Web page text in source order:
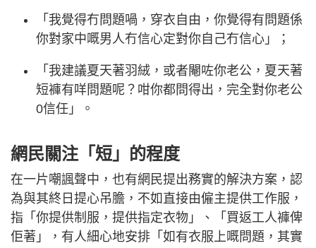
「我覺得冇問題喎，穿衣自由，你覺得有問題係
你對家中嘅男人冇信心定對你自己冇信心」；
「我建議夏天著羽絨，或者閹咗你老公，夏天著
短褲有咩問題呢？咁你都問得出，完全對你老公
0信任」。
網民關注「短」的程度
在一片嘲諷聲中，也有網民提出務實的解決方案，認
為與其終日提心吊膽，不如直接由僱主提供工作服，
指「你提供制服，提供指定衣物」、「買返工人褲俾
佢著」，有人細心地安排「如有衣服上嘅問題，其實